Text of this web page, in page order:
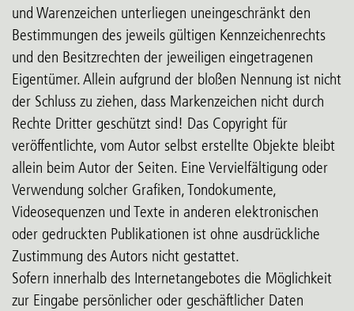
und Warenzeichen unterliegen uneingeschränkt den
Bestimmungen des jeweils gültigen Kennzeichenrechts
und den Besitzrechten der jeweiligen eingetragenen
Eigentümer. Allein aufgrund der bloßen Nennung ist nicht
der Schluss zu ziehen, dass Markenzeichen nicht durch
Rechte Dritter geschützt sind! Das Copyright für
veröffentlichte, vom Autor selbst erstellte Objekte bleibt
allein beim Autor der Seiten. Eine Vervielfältigung oder
Verwendung solcher Grafiken, Tondokumente,
Videosequenzen und Texte in anderen elektronischen
oder gedruckten Publikationen ist ohne ausdrückliche
Zustimmung des Autors nicht gestattet.
Sofern innerhalb des Internetangebotes die Möglichkeit
zur Eingabe persönlicher oder geschäftlicher Daten